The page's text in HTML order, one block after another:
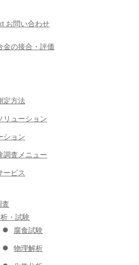
お問い合わせ
金の接合・評価
定方法
リューション
ション
調査メニュー
ービス
査
・試験
腐食試験
物理解析